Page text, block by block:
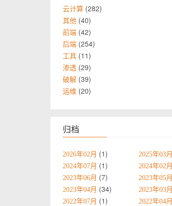
云计算 282
其他 40
前端 42
后端 254
工具 11
渗透 29
破解 39
运维 20
归档
2026年02月 1 2025年03月
2024年07月 1 2024年02月
2023年06月 7 2023年05月
2023年04月 34 2023年03月
2022年07月 1 2022年04月